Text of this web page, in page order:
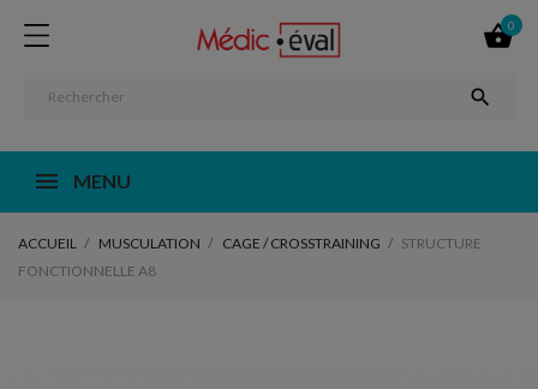

0

MENU
ACCUEIL MUSCULATION CAGE / CROSSTRAINING
STRUCTURE
FONCTIONNELLE A8